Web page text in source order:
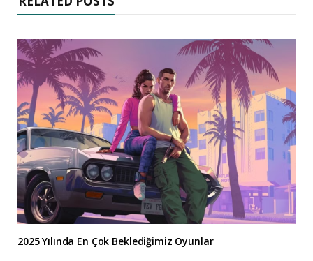
2025 Yılında En Çok Beklediğimiz Oyunlar